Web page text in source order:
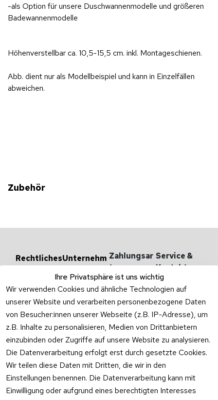
-als Option für unsere Duschwannenmodelle und größeren
Badewannenmodelle
Höhenverstellbar ca. 10,5-15,5 cm. inkl. Montageschienen.
Abb. dient nur als Modellbeispiel und kann in Einzelfällen
abweichen.
Zubehör
Ihre Privatsphäre ist uns wichtig
Wir verwenden Cookies und ähnliche Technologien auf
unserer Website und verarbeiten personenbezogene Daten
von Besucher:innen unserer Webseite (z.B. IP-Adresse), um
z.B. Inhalte zu personalisieren, Medien von Drittanbietern
einzubinden oder Zugriffe auf unsere Website zu analysieren.
Die Datenverarbeitung erfolgt erst durch gesetzte Cookies.
Wir teilen diese Daten mit Dritten, die wir in den
Einstellungen benennen. Die Datenverarbeitung kann mit
Einwilligung oder aufgrund eines berechtigten Interesses
Rechtliches
Impressum
Datenschutzer
klärung
Widerrufsrecht
Vertrag
widerrufen
Unternehm
en
Versandarten
& -kosten
Ab- und
Überlaufgarnit
uren
Zahlungsar
ten
Versandpar
tner
Service &
Kontakt
Haben
Rufen Sie
oder
Sie per
Mo –